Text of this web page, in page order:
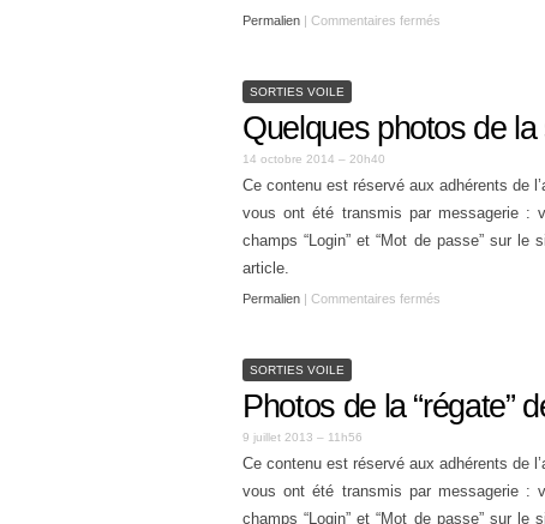
Permalien | Commentaires fermés
SORTIES VOILE
Quelques photos de
14 octobre 2014 – 20h40
Ce contenu est réservé aux adhérents de
vous ont été transmis par messagerie :
champs “Login” et “Mot de passe” sur le
article.
Permalien | Commentaires fermés
SORTIES VOILE
Photos de la “régate”
9 juillet 2013 – 11h56
Ce contenu est réservé aux adhérents de
vous ont été transmis par messagerie :
champs “Login” et “Mot de passe” sur le